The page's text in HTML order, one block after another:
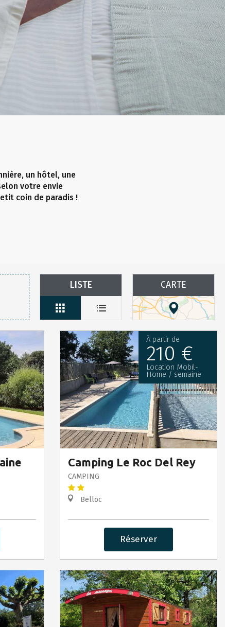
un hôtel, une
votre envie
coin de paradis !
LISTE CARTE
À partir de
210 €
Location Mobil-
Home / semaine
Camping Le Roc Del Rey
CAMPING
Belloc
Réserver